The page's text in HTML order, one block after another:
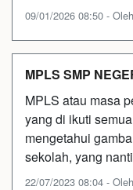
09/01/2026 08:50 -
MPLS SMP
MPLS atau masa
yang di ikuti
mengetahui
sekolah, yang
22/07/2023 08:04 -